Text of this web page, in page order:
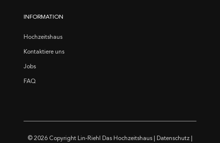
INFORMATION
Hochzeitshaus
Kontaktiere uns
Jobs
FAQ
© 2026 Copyright Lin-Riehl Das Hochzeitshaus Datenschutz